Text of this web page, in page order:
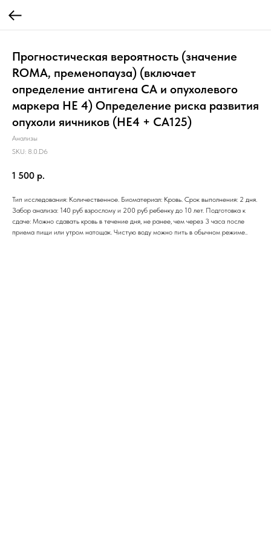
Прогностическая вероятность (значение
ROMA, пременопауза) (включает
определение антигена СА и опухолевого
маркера HE 4) Определение риска развития
опухоли яичников (HE4 + СА125)
Анализы
SKU: 8.0.D6
1 500 р.
Тип исследования: Количественное. Биоматериал: Кровь. Срок выполнения: 2 дня.
Забор анализа: 140 руб взрослому и 200 руб ребенку до 10 лет. Подготовка к
сдаче: Можно сдавать кровь в течение дня, не ранее, чем через 3 часа после
приема пищи или утром натощак. Чистую воду можно пить в обычном режиме..